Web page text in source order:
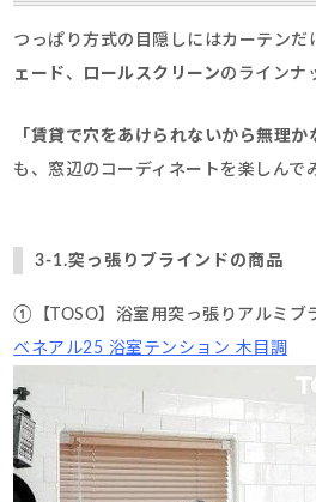
つっぱり方式の目隠しにはカーテンだ
ェード 、 ロールスクリーンのラインナ
「賃貸で穴をあけられないから無理か
も、窓辺のコーディネートを楽しんで
3-1.突っ張りブラインドの商品
①【TOSO】浴室用突っ張りアルミブ
ベネアル25 浴室テンション 木目調